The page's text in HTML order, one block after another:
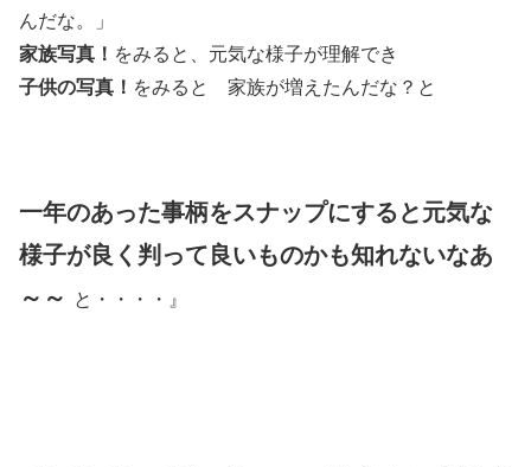
んだな。」
家族写真！ をみると、元気な様子が理解でき
子供の写真！ をみると 家族が増えたんだな？と
一年のあった事柄をスナップにすると元気な
様子が良く判って良いものかも知れないなあ
～～
と・・・・』